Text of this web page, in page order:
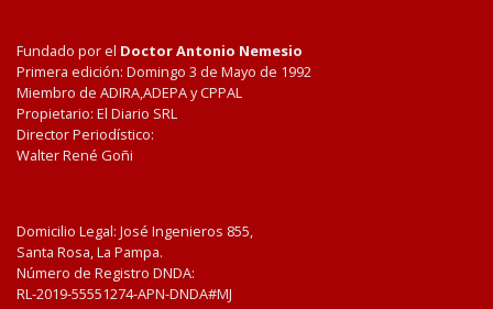
Fundado por el Doctor Antonio Nemesio
Primera edición: Domingo 3 de Mayo de 1992
Miembro de ADIRA,ADEPA y CPPAL
Propietario: El Diario SRL
Director Periodístico:
Walter René Goñi
Domicilio Legal: José Ingenieros 855,
Santa Rosa, La Pampa.
Número de Registro DNDA:
RL-2019-55551274-APN-DNDA#MJ